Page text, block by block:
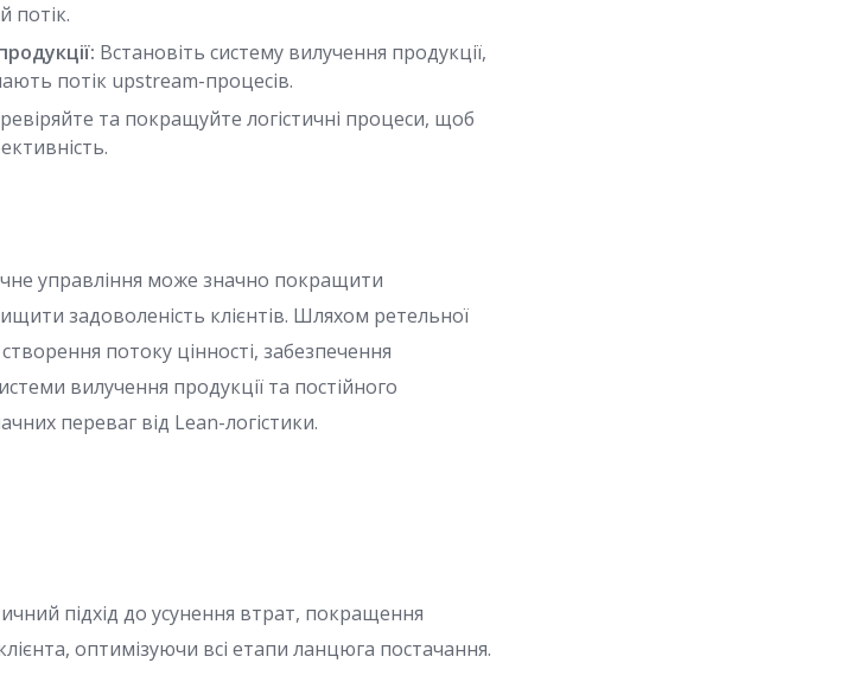
потік.
Встановіть систему вилучення продукції,
потік upstream-процесів.
та покращуйте логістичні процеси, щоб
управління може значно покращити
задоволеність клієнтів. Шляхом ретельної
потоку цінності, забезпечення
вилучення продукції та постійного
переваг від Lean-логістики.
підхід до усунення втрат, покращення
оптимізуючи всі етапи ланцюга постачання.